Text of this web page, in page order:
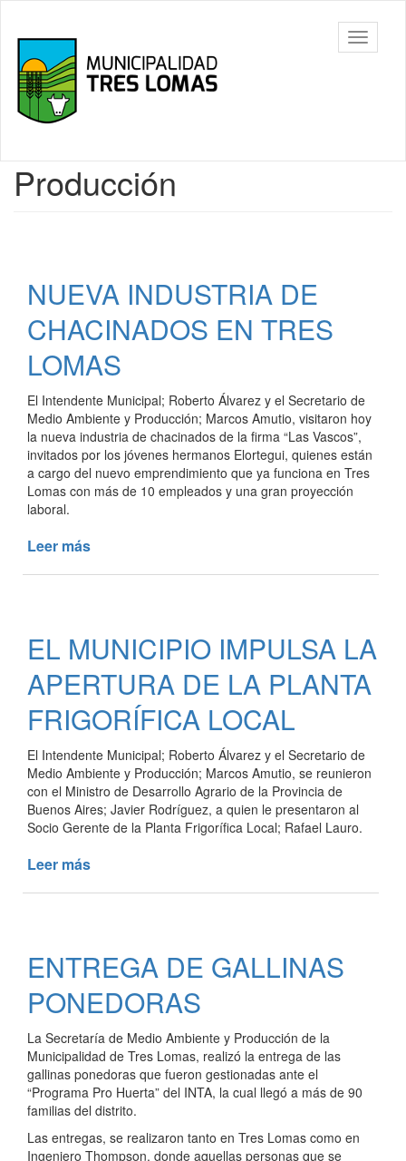
contenido
principal
Tres
Lomas
barra
Contenido
Producción
NUEVA INDUSTRIA DE
CHACINADOS EN TRES
LOMAS
El Intendente Municipal; Roberto Álvarez y el Secretario de
Medio Ambiente y Producción; Marcos Amutio, visitaron hoy
la nueva industria de chacinados de la firma “Las Vascos”,
invitados por los jóvenes hermanos Elortegui, quienes están
a cargo del nuevo emprendimiento que ya funciona en Tres
Lomas con más de 10 empleados y una gran proyección
laboral.
Leer más
EN
TRES
LOMAS
EL MUNICIPIO IMPULSA LA
APERTURA DE LA PLANTA
FRIGORÍFICA LOCAL
El Intendente Municipal; Roberto Álvarez y el Secretario de
Medio Ambiente y Producción; Marcos Amutio, se reunieron
con el Ministro de Desarrollo Agrario de la Provincia de
Buenos Aires; Javier Rodríguez, a quien le presentaron al
Socio Gerente de la Planta Frigorífica Local; Rafael Lauro.
Leer más
APERTURA
DE
LA
FRIGORÍFICA
LOCAL
ENTREGA DE GALLINAS
PONEDORAS
La Secretaría de Medio Ambiente y Producción de la
Municipalidad de Tres Lomas, realizó la entrega de las
gallinas ponedoras que fueron gestionadas ante el
“Programa Pro Huerta” del INTA, la cual llegó a más de 90
familias del distrito.
Las entregas, se realizaron tanto en Tres Lomas como en
Ingeniero Thompson, donde aquellas personas que se